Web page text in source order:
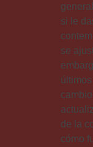
si le
se
de la
cómo